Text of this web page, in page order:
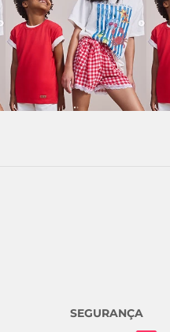
SEGURANÇA